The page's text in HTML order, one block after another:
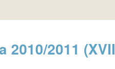
2010/2011 (XVII